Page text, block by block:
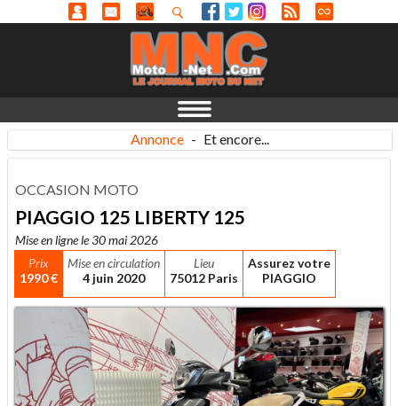
Annonce - Et encore...
OCCASION MOTO
PIAGGIO 125 LIBERTY 125
Mise en ligne le 30 mai 2026
Prix
1990 €
Mise en circulation
4 juin 2020
Lieu
75012 Paris
Assurez votre
PIAGGIO